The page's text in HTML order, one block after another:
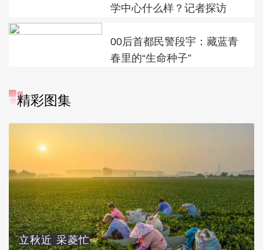
学中心什么样？记者探访
00后首都民警段宇：藏蓝青
春里的“生命种子”
精彩图集
立秋近 采菱忙